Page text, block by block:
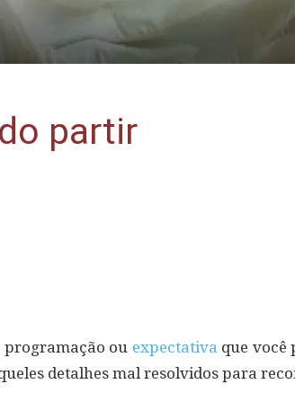
partir
programação ou expectativa que você
detalhes mal resolvidos para